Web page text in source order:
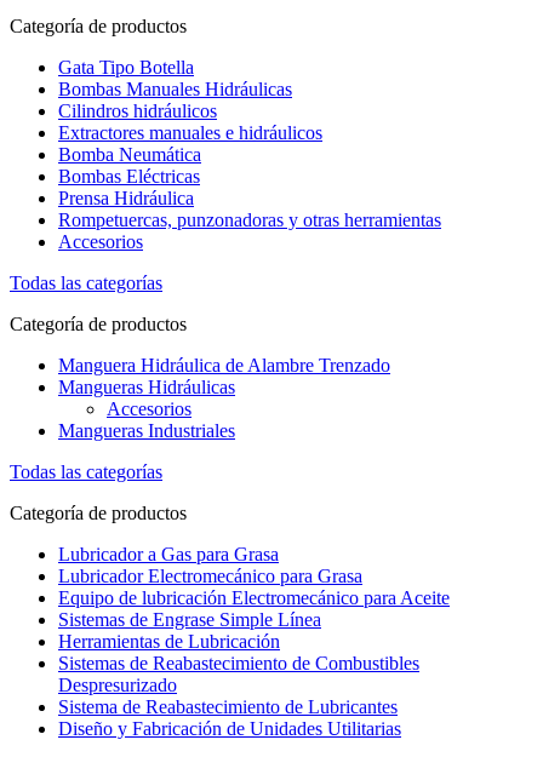
Categoría de productos
Gata Tipo Botella
Bombas Manuales Hidráulicas
Cilindros hidráulicos
Extractores manuales e hidráulicos
Bomba Neumática
Bombas Eléctricas
Prensa Hidráulica
Rompetuercas, punzonadoras y otras herramientas
Accesorios
Todas las categorías
Categoría de productos
Manguera Hidráulica de Alambre Trenzado
Mangueras Hidráulicas
Accesorios
Mangueras Industriales
Todas las categorías
Categoría de productos
Lubricador a Gas para Grasa
Lubricador Electromecánico para Grasa
Equipo de lubricación Electromecánico para Aceite
Sistemas de Engrase Simple Línea
Herramientas de Lubricación
Sistemas de Reabastecimiento de Combustibles
Despresurizado
Sistema de Reabastecimiento de Lubricantes
Diseño y Fabricación de Unidades Utilitarias